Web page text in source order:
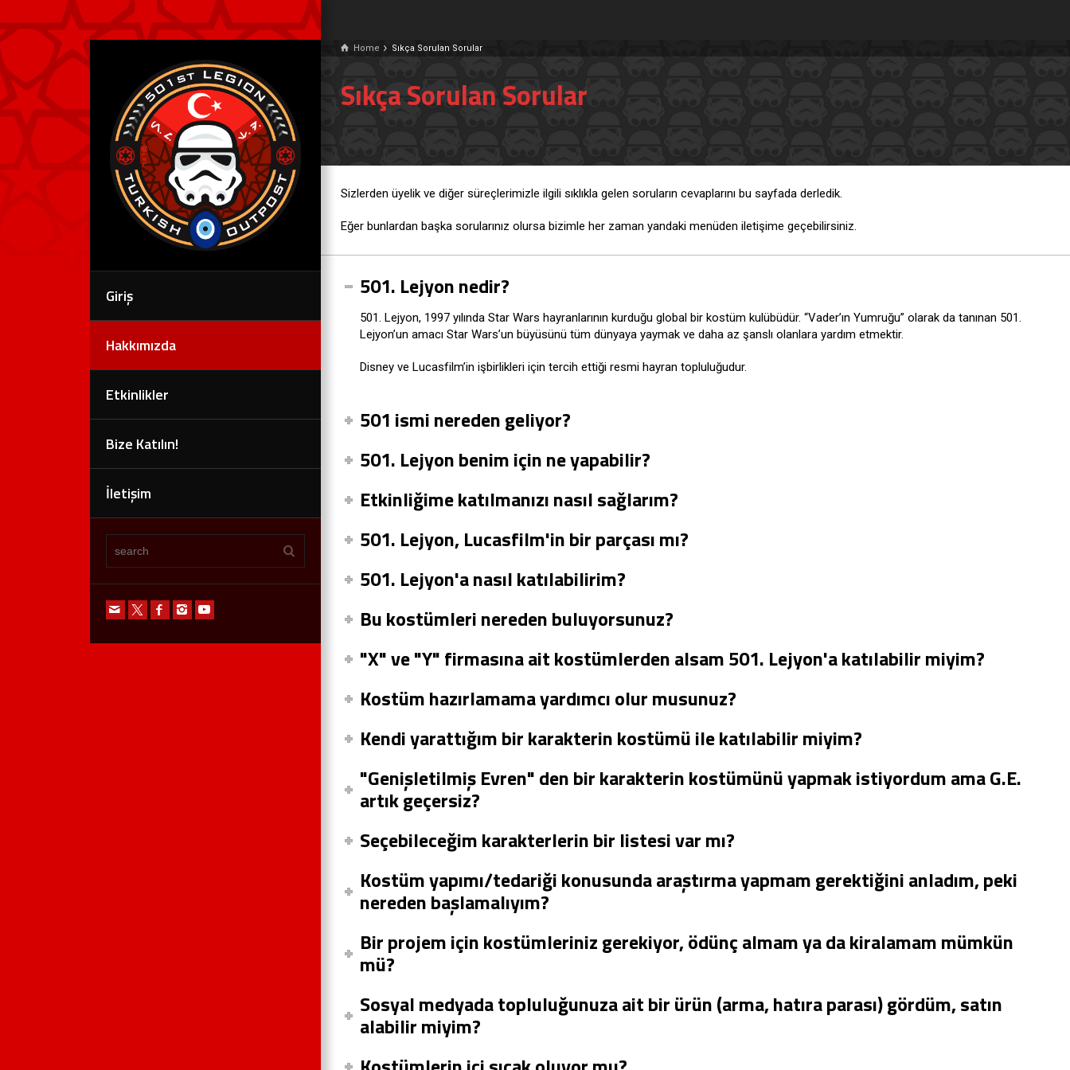
Giriş
Hakkımızda
Etkinlikler
Bize Katılın!
İletişim
Home Sıkça Sorulan Sorular
Sıkça Sorulan Sorular
Sizlerden üyelik ve diğer süreçlerimizle ilgili sıklıkla gelen soruların cevaplarını bu sayfada derledik.
Eğer bunlardan başka sorularınız olursa bizimle her zaman yandaki menüden iletişime geçebilirsiniz.
501. Lejyon nedir?
501. Lejyon, 1997 yılında Star Wars hayranlarının kurduğu global bir kostüm kulübüdür. “Vader’ın Yumruğu” olarak da tanınan 501.
Lejyon’un amacı Star Wars’un büyüsünü tüm dünyaya yaymak ve daha az şanslı olanlara yardım etmektir.
Disney ve Lucasfilm’in işbirlikleri için tercih ettiği resmi hayran topluluğudur.
501 ismi nereden geliyor?
501. Lejyon benim için ne yapabilir?
Etkinliğime katılmanızı nasıl sağlarım?
501. Lejyon, Lucasfilm'in bir parçası mı?
501. Lejyon'a nasıl katılabilirim?
Bu kostümleri nereden buluyorsunuz?
"X" ve "Y" firmasına ait kostümlerden alsam 501. Lejyon'a katılabilir miyim?
Kostüm hazırlamama yardımcı olur musunuz?
Kendi yarattığım bir karakterin kostümü ile katılabilir miyim?
"Genişletilmiş Evren" den bir karakterin kostümünü yapmak istiyordum ama G.E.
artık geçersiz?
Seçebileceğim karakterlerin bir listesi var mı?
Kostüm yapımı/tedariği konusunda araştırma yapmam gerektiğini anladım, peki
nereden başlamalıyım?
Bir projem için kostümleriniz gerekiyor, ödünç almam ya da kiralamam mümkün
mü?
Sosyal medyada topluluğunuza ait bir ürün (arma, hatıra parası) gördüm, satın
alabilir miyim?